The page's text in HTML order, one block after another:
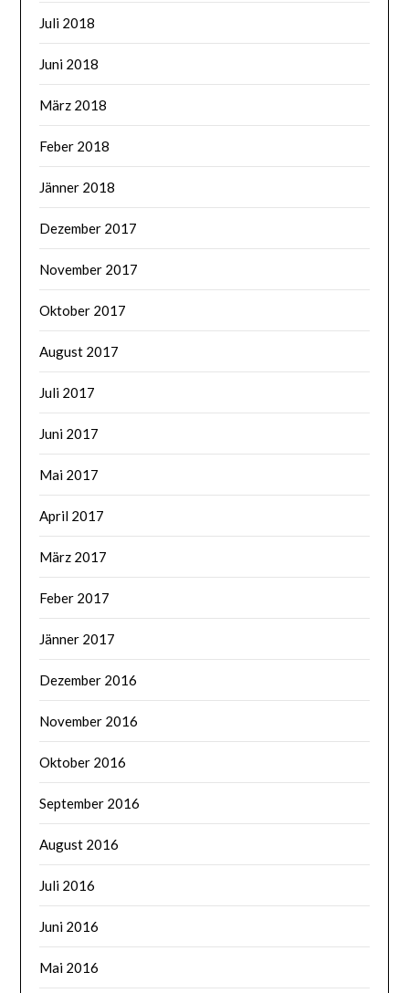
Juli 2018
Juni 2018
März 2018
Feber 2018
Jänner 2018
Dezember 2017
November 2017
Oktober 2017
August 2017
Juli 2017
Juni 2017
Mai 2017
April 2017
März 2017
Feber 2017
Jänner 2017
Dezember 2016
November 2016
Oktober 2016
September 2016
August 2016
Juli 2016
Juni 2016
Mai 2016